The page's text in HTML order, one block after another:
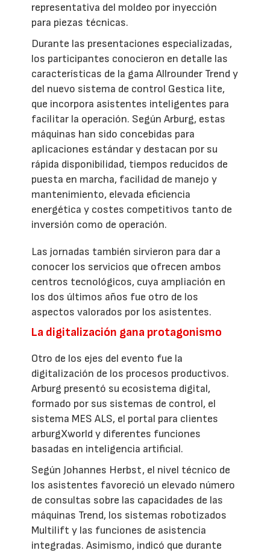
representativa del moldeo por inyección
para piezas técnicas.
Durante las presentaciones especializadas,
los participantes conocieron en detalle las
características de la gama Allrounder Trend y
del nuevo sistema de control Gestica lite,
que incorpora asistentes inteligentes para
facilitar la operación. Según Arburg, estas
máquinas han sido concebidas para
aplicaciones estándar y destacan por su
rápida disponibilidad, tiempos reducidos de
puesta en marcha, facilidad de manejo y
mantenimiento, elevada eficiencia
energética y costes competitivos tanto de
inversión como de operación.
Las jornadas también sirvieron para dar a
conocer los servicios que ofrecen ambos
centros tecnológicos, cuya ampliación en
los dos últimos años fue otro de los
aspectos valorados por los asistentes.
La digitalización gana protagonismo
Otro de los ejes del evento fue la
digitalización de los procesos productivos.
Arburg presentó su ecosistema digital,
formado por sus sistemas de control, el
sistema MES ALS, el portal para clientes
arburgXworld y diferentes funciones
basadas en inteligencia artificial.
Según Johannes Herbst, el nivel técnico de
los asistentes favoreció un elevado número
de consultas sobre las capacidades de las
máquinas Trend, los sistemas robotizados
Multilift y las funciones de asistencia
integradas. Asimismo, indicó que durante